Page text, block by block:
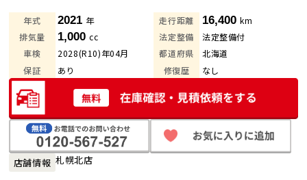
年式 2021 年 走行距離 16,400 km
排気量
1,000cc 法定整備
法定整備付
車検
2028(R10)年04月 都道府県
北海道
保証
あり 修復歴 なし
店舗情報 札幌北店